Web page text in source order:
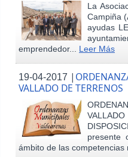
La
Campiña
ayudas
emprendedor... Leer Más
19-04-2017 |
VALLADO DE TERRENOS
presente
ámbito de las